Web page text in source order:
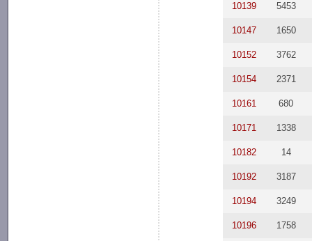
10139 5453
10147 1650
10152 3762
10154 2371
10161 680
10171 1338
10182 14
10192 3187
10194 3249
10196 1758